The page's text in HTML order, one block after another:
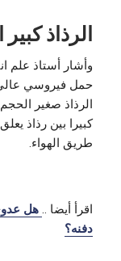
الرذاذ
وأشار أستاذ علم
حمل فيروسي عالي،
الرذاذ صغير
كبيرا بين رذاذ
طريق الهواء.
اقرأ أيضا .. هل
دفنه؟